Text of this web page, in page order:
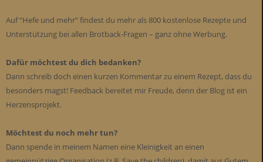
Auf “Hefe und mehr” findest du mehr als 800 kostenlose Rezepte und
Unterstützung bei allen Brotback-Fragen – ganz ohne Werbung.
Dafür möchtest du dich bedanken?
Dann schreib doch einen kurzen Kommentar zu einem Rezept, dass du
besonders magst! Feedback bereitet mir Freude, denn der Blog ist ein
Herzensprojekt.
Möchtest du noch mehr tun?
Dann spende in meinem Namen eine Kleinigkeit an einen